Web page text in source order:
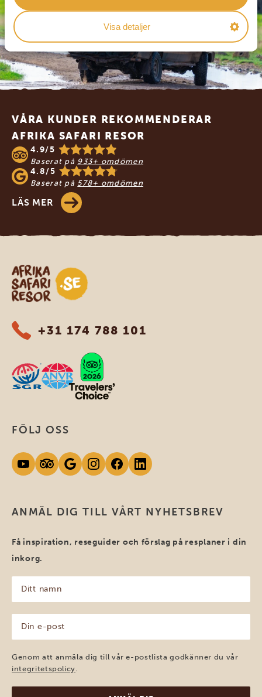
Visa detaljer
Footer
VÅRA KUNDER REKOMMENDERAR
AFRIKA SAFARI RESOR
4.9/5
Baserat på 933+ omdömen
4.8/5
Baserat på 578+ omdömen
LÄS MER
Safari-resor i Afrika
+31 174 788 101
ANMÄL DIG TILL VÅRT NYHETSBREV
Få inspiration, reseguider och förslag på resplaner i din
inkorg.
namn
(Obligatoriskt)
post
(Obligatoriskt)
Genom att anmäla dig till vår e-postlista godkänner du vår
integritetspolicy
FÖLJ OSS